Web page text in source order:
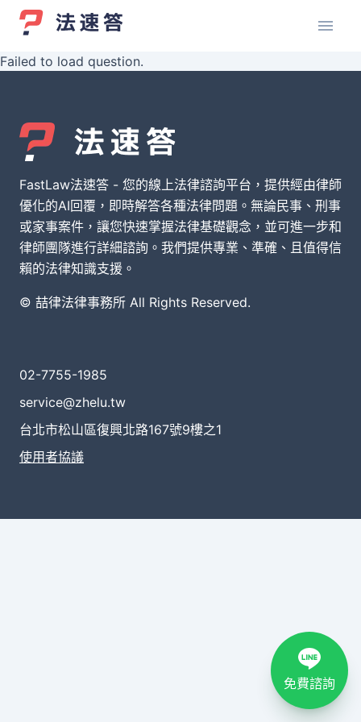
Failed to load question.
FastLaw法速答 - 您的線上法律諮詢平台，提供經由律師
優化的AI回覆，即時解答各種法律問題。無論民事、刑事
或家事案件，讓您快速掌握法律基礎觀念，並可進一步和
律師團隊進行詳細諮詢。我們提供專業、準確、且值得信
賴的法律知識支援。
© 喆律法律事務所 All Rights Reserved.
02-7755-1985
service@zhelu.tw
台北市松山區復興北路167號9樓之1
使用者協議
免費諮詢